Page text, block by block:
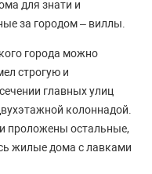
для знати и
за городом – виллы.
города можно
строгую и
главных улиц
колоннадой.
проложены остальные,
жилые дома с лавками